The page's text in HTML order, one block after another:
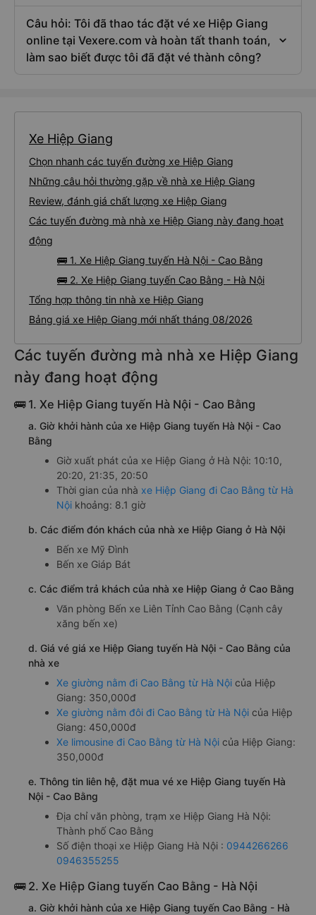
Câu hỏi: Tôi đã thao tác đặt vé xe Hiệp Giang
online tại Vexere.com và hoàn tất thanh toán,
làm sao biết được tôi đã đặt vé thành công?
Xe Hiệp Giang
Chọn nhanh các tuyến đường xe Hiệp Giang
Những câu hỏi thường gặp về nhà xe Hiệp Giang
Review, đánh giá chất lượng xe Hiệp Giang
Các tuyến đường mà nhà xe Hiệp Giang này đang hoạt
động
🚌 1. Xe Hiệp Giang tuyến Hà Nội - Cao Bằng
🚌 2. Xe Hiệp Giang tuyến Cao Bằng - Hà Nội
Tổng hợp thông tin nhà xe Hiệp Giang
Bảng giá xe Hiệp Giang mới nhất tháng 08/2026
Các tuyến đường mà nhà xe Hiệp Giang
này đang hoạt động
🚌 1. Xe Hiệp Giang tuyến Hà Nội - Cao Bằng
a. Giờ khởi hành của xe Hiệp Giang tuyến Hà Nội - Cao
Bằng
Giờ xuất phát của xe Hiệp Giang ở Hà Nội: 10:10,
20:20, 21:35, 20:50
Thời gian của nhà xe Hiệp Giang đi Cao Bằng từ Hà
Nội khoảng: 8.1 giờ
b. Các điểm đón khách của nhà xe Hiệp Giang ở Hà Nội
Bến xe Mỹ Đình
Bến xe Giáp Bát
c. Các điểm trả khách của nhà xe Hiệp Giang ở Cao Bằng
Văn phòng Bến xe Liên Tỉnh Cao Bằng (Cạnh cây
xăng bến xe)
d. Giá vé giá xe Hiệp Giang tuyến Hà Nội - Cao Bằng của
nhà xe
Xe giường nằm đi Cao Bằng từ Hà Nội của Hiệp
Giang: 350,000đ
Xe giường nằm đôi đi Cao Bằng từ Hà Nội của Hiệp
Giang: 450,000đ
Xe limousine đi Cao Bằng từ Hà Nội của Hiệp Giang:
350,000đ
e. Thông tin liên hệ, đặt mua vé xe Hiệp Giang tuyến Hà
Nội - Cao Bằng
Địa chỉ văn phòng, trạm xe Hiệp Giang Hà Nội:
Thành phố Cao Bằng
Số điện thoại xe Hiệp Giang Hà Nội : 0944266266
0946355255
🚌 2. Xe Hiệp Giang tuyến Cao Bằng - Hà Nội
a. Giờ khởi hành của xe Hiệp Giang tuyến Cao Bằng - Hà